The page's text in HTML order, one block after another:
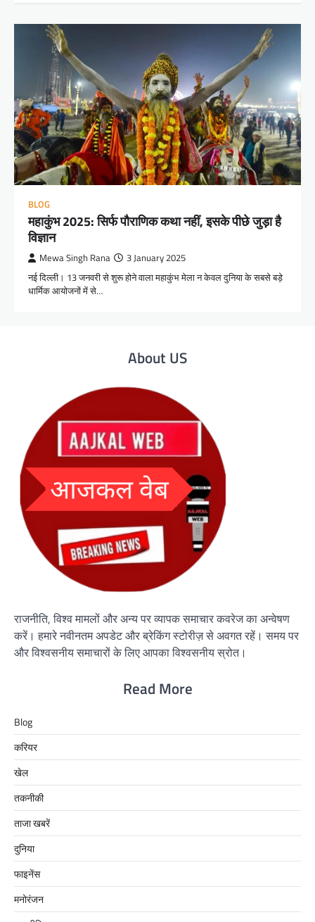
BLOG
महाकुंभ 2025: सिर्फ पौराणिक कथा नहीं, इसके पीछे जुड़ा है
विज्ञान
Mewa Singh Rana 3 January 2025
नई दिल्ली। 13 जनवरी से शुरू होने वाला महाकुंभ मेला न केवल दुनिया के सबसे बड़े
धार्मिक आयोजनों में से…
About US
राजनीति, विश्व मामलों और अन्य पर व्यापक समाचार कवरेज का अन्वेषण
करें। हमारे नवीनतम अपडेट और ब्रेकिंग स्टोरीज़ से अवगत रहें। समय पर
और विश्वसनीय समाचारों के लिए आपका विश्वसनीय स्रोत।
Read More
Blog
करियर
खेल
तकनीकी
ताजा खबरें
दुनिया
फाइनेंस
मनोरंजन